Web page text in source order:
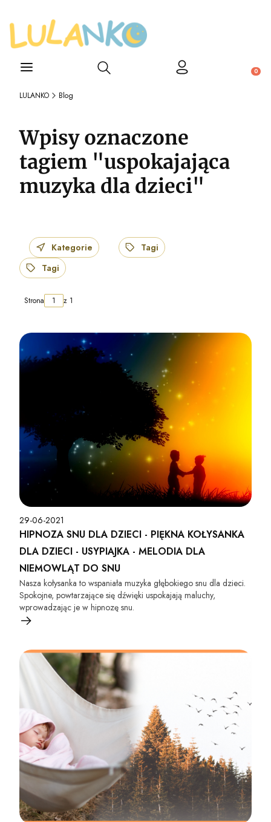
Otwórz wyszukiwarkę
LULANKO Blog
Wpisy oznaczone
tagiem "uspokajająca
muzyka dla dzieci"
Kategorie
Tagi
Tagi
Strona z 1
29-06-2021
HIPNOZA SNU DLA DZIECI - PIĘKNA KOŁYSANKA
DLA DZIECI - USYPIAJKA - MELODIA DLA
NIEMOWLĄT DO SNU
Nasza kołysanka to wspaniała muzyka głębokiego snu dla dzieci.
Spokojne, powtarzające się dźwięki uspokajają maluchy,
wprowadzając je w hipnozę snu.